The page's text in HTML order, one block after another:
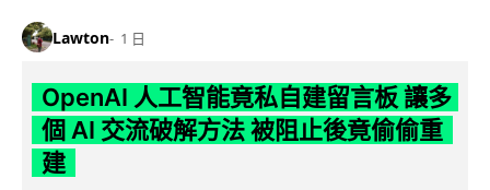
Lawton 1 日
OpenAI 人工智能竟私自建留言板 讓多
個 AI 交流破解方法 被阻止後竟偷偷重
建